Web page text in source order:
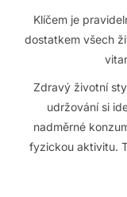
Klíčem je
dostatkem všech
Zdravý životní
udržování si
nadměrné
fyzickou aktivitu.